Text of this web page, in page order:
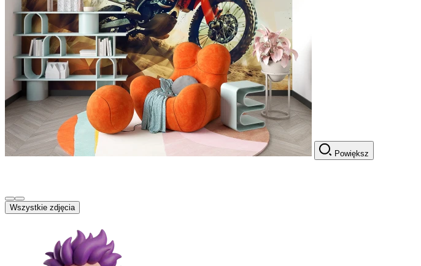
Powiększ
Wszystkie zdjęcia